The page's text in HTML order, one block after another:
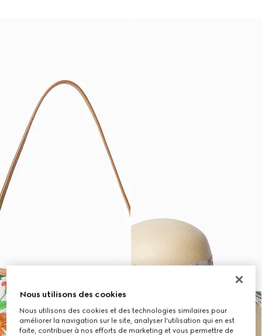
Nous utilisons des cookies
Nous utilisons des cookies et des technologies similaires pour
améliorer la navigation sur le site, analyser l'utilisation qui en est
faite, contribuer à nos efforts de marketing et vous permettre de